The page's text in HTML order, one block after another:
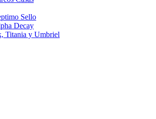
Sello
Decay
Titania y Umbriel